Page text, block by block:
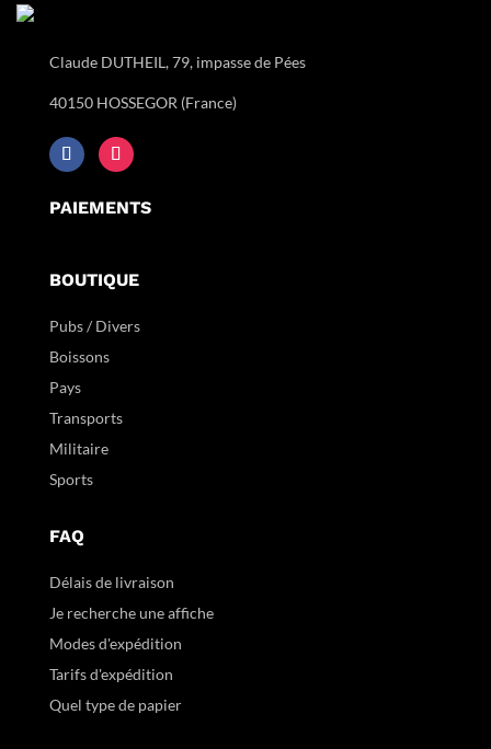
Claude DUTHEIL, 79, impasse de Pées
40150 HOSSEGOR (France)
PAIEMENTS
BOUTIQUE
Pubs / Divers
Boissons
Pays
Transports
Militaire
Sports
FAQ
Délais de livraison
Je recherche une affiche
Modes d'expédition
Tarifs d'expédition
Quel type de papier